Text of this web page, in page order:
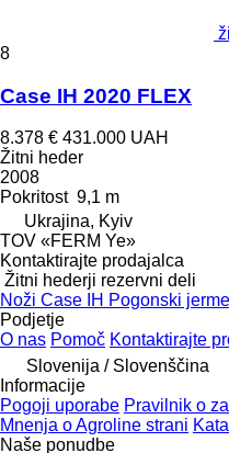
8
Case IH 2020 FLEX
8.378 € 431.000 UAH
Žitni heder
2008
Pokritost 9,1 m
Ukrajina, Kyiv
TOV «FERM Ye»
Kontaktirajte prodajalca
Žitni hederji rezervni deli
Noži Case IH Pogonski
Podjetje
O nas Pomoč Kontaktirajte
Slovenija / Slovenščina
Informacije
Pogoji uporabe Pravilnik o
Mnenja o Agroline strani
Naše ponudbe